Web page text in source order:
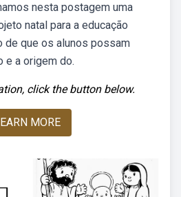
nesta postagem uma
natal para a educação
de que os alunos possam
e a origem do.
click the button below.
MORE